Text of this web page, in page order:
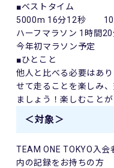
■ベストタイム
5000m 16分12秒
ハーフマラソン 1時間20
今年初マラソン予定
■ひとこと
他人と比べる必要はあ
せて走ることを楽しみ
ましょう！楽しむことが
＜対象＞
TEAM ONE TOKYO入
内の記録をお持ちの方